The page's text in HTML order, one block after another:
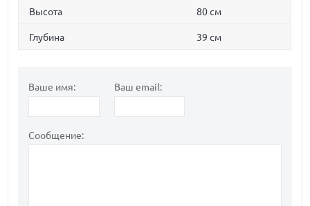
Высота 80 см
Глубина 39 см
Ваше имя: Ваш email:
Сообщение: